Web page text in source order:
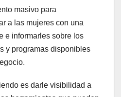
masivo para
a las mujeres con una
e informarles sobre los
y programas disponibles
es darle visibilidad a